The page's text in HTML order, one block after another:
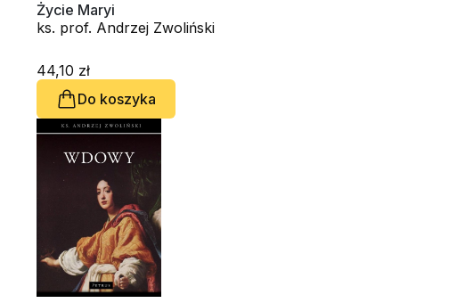
Życie Maryi
ks. prof. Andrzej Zwoliński
44,10 zł
Do koszyka